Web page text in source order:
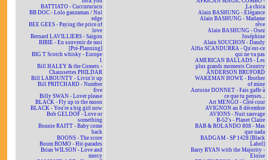
BATTIATO - Cuccurucucu
BB DOC - Lolo ganzaman / Nul
edge
BEE GEES - Paying the price of
love
Bernard LAVILLIERS - Saïgon
BIBIE - En souvenir de moi
[Pré-Planning]
BIG T Scotch whisky - Europe
1
Bill HALEY & the Comets -
Chaussettes PHILDAR
Bill LABOUNTY - Livin'it up
Bill PRITCHARD - Number
five
Billy SWAN - Lover please
BLACK - Fly up to the moon
BLACK - You're a big girl now
Bob GELDOF - Love or
something
Bonnie RAITT - Baby come
back
BOONS - The score
Boum BOMO - Hit-parades
Brian WILSON - Love and
mercy
La chica
Alain BASHUNG - Élégance
Alain BASHUNG - Madame
rêve
Alain BASHUNG - Osez
Joséphine
Alain SOUCHON - Dandy
Alfio SCANDURRA - Qu'est-ce
qui ne va pas
AMERICAN BALLADS - Les
plus grands moments Country
ANDERSON BRUFORD
WAKEMAN HOWE - Brother
of mine
Antoine DONNET - Fais gaffe à
ce que tu penses...
Art MENGO - Côté cour
AVIGNON au 8 décembre
AVIONS - Nuit sauvage
B-52's - Planet Claire
BAB & ROLANDO 808 - Mas
que nada
BADGAM - SP 1428 [Black
Label]
Barry RYAN with the Majority -
Eloïse